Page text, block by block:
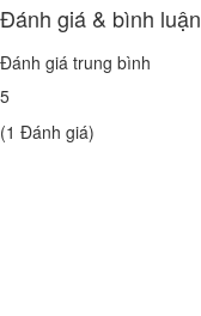
Đánh giá & bình luận
Đánh giá trung bình
5
(1 Đánh giá)